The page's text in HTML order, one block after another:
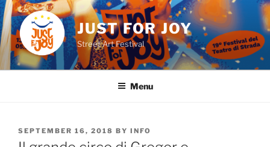
Skip
to
content
JUST FOR JOY
Street Art Festival
Menu
POSTED
ON
SEPTEMBER 16, 2018 BY INFO